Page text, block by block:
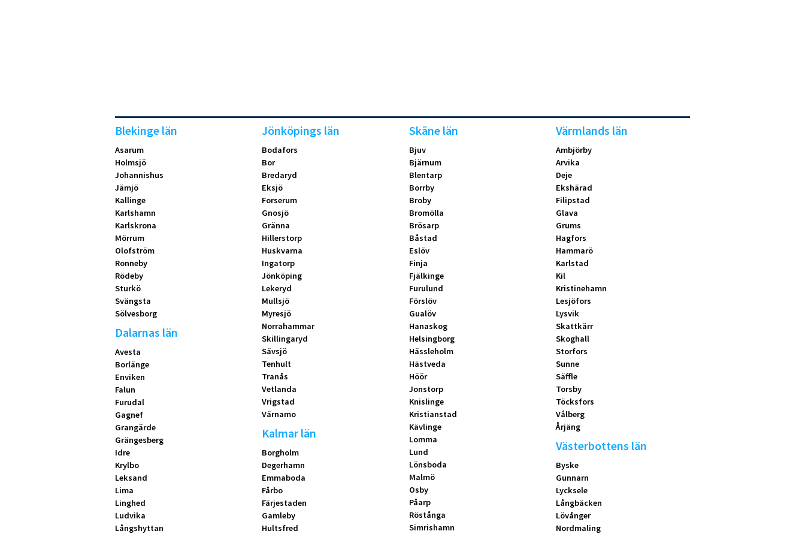
Blekinge län
Asarum
Holmsjö
Johannishus
Jämjö
Kallinge
Karlshamn
Karlskrona
Mörrum
Olofström
Ronneby
Rödeby
Sturkö
Svängsta
Sölvesborg
Dalarnas län
Avesta
Borlänge
Enviken
Falun
Furudal
Gagnef
Grangärde
Grängesberg
Idre
Krylbo
Leksand
Lima
Linghed
Ludvika
Långshyttan
Jönköpings län
Bodafors
Bor
Bredaryd
Eksjö
Forserum
Gnosjö
Gränna
Hillerstorp
Huskvarna
Ingatorp
Jönköping
Lekeryd
Mullsjö
Myresjö
Norrahammar
Skillingaryd
Sävsjö
Tenhult
Tranås
Vetlanda
Vrigstad
Värnamo
Kalmar län
Borgholm
Degerhamn
Emmaboda
Fårbo
Färjestaden
Gamleby
Hultsfred
Skåne län
Bjuv
Bjärnum
Blentarp
Borrby
Broby
Bromölla
Brösarp
Båstad
Eslöv
Finja
Fjälkinge
Furulund
Förslöv
Gualöv
Hanaskog
Helsingborg
Hässleholm
Hästveda
Höör
Jonstorp
Knislinge
Kristianstad
Kävlinge
Lomma
Lund
Lönsboda
Malmö
Osby
Påarp
Röstånga
Simrishamn
Värmlands län
Ambjörby
Arvika
Deje
Ekshärad
Filipstad
Glava
Grums
Hagfors
Hammarö
Karlstad
Kil
Kristinehamn
Lesjöfors
Lysvik
Skattkärr
Skoghall
Storfors
Sunne
Säffle
Torsby
Töcksfors
Vålberg
Årjäng
Västerbottens län
Byske
Gunnarn
Lycksele
Långbäcken
Lövånger
Nordmaling